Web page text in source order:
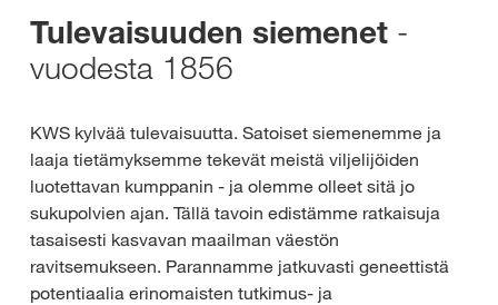
Tulevaisuuden siemenet -
vuodesta 1856
KWS kylvää tulevaisuutta. Satoiset siemenemme ja
laaja tietämyksemme tekevät meistä viljelijöiden
luotettavan kumppanin - ja olemme olleet sitä jo
sukupolvien ajan. Tällä tavoin edistämme ratkaisuja
tasaisesti kasvavan maailman väestön
ravitsemukseen. Parannamme jatkuvasti geneettistä
potentiaalia erinomaisten tutkimus- ja